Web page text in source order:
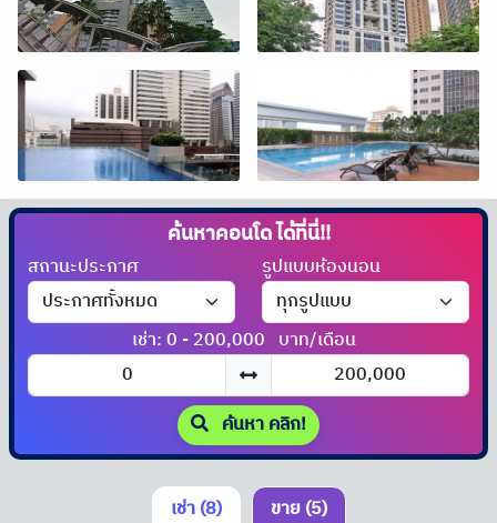
ค้นหาคอนโดได้ที่นี่!!
สถานะประกาศ รูปแบบห้องนอน
เช่า: 0 - 200,000 บาท/เดือน
ค้นหา คลิก!
เช่า (8) ขาย (5)